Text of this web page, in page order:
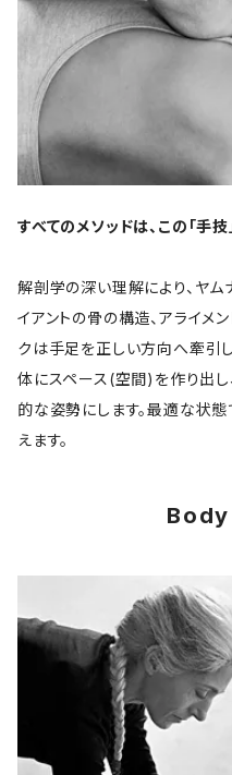
すべてのメソッドは、この「手技
解剖学の深い理解により、ヤム
イアントの骨の構造、アライメ
クは手足を正しい方向へ牽引
体にスペース(空間)を作り出し
的な姿勢にします。最適な状
えます。